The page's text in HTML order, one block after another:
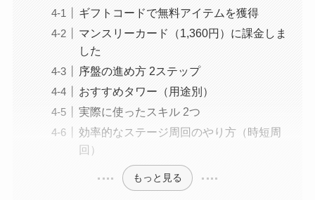
ギフトコードで無料アイテムを獲得
マンスリーカード（1,360円）に課金しま
した
序盤の進め方 2ステップ
おすすめタワー（用途別）
実際に使ったスキル 2つ
効率的なステージ周回のやり方（時短周
回）
もっと見る